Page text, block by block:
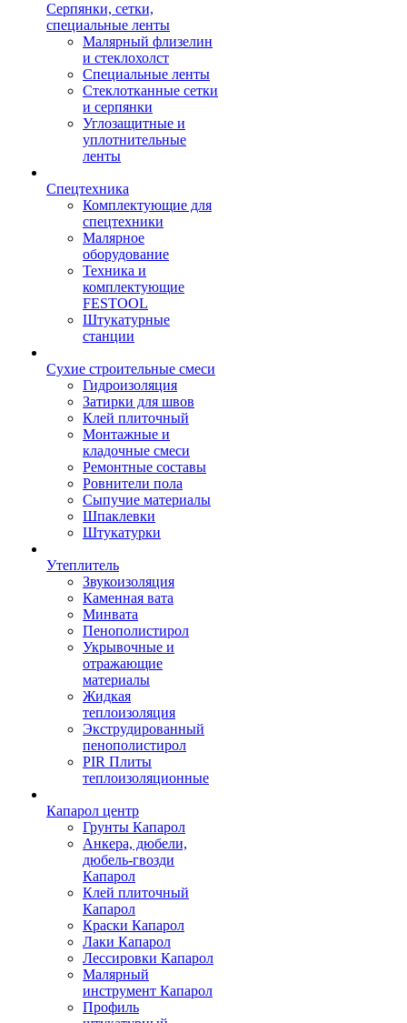
Серпянки, сетки,
специальные ленты
Малярный флизелин
и стеклохолст
Специальные ленты
Стеклотканные сетки
и серпянки
Углозащитные и
уплотнительные
ленты
Спецтехника
Комплектующие для
спецтехники
Малярное
оборудование
Техника и
комплектующие
FESTOOL
Штукатурные
станции
Сухие строительные смеси
Гидроизоляция
Затирки для швов
Клей плиточный
Монтажные и
кладочные смеси
Ремонтные составы
Ровнители пола
Сыпучие материалы
Шпаклевки
Штукатурки
Утеплитель
Звукоизоляция
Каменная вата
Минвата
Пенополистирол
Укрывочные и
отражающие
материалы
Жидкая
теплоизоляция
Экструдированный
пенополистирол
PIR Плиты
теплоизоляционные
Капарол центр
Грунты Капарол
Анкера, дюбели,
дюбель-гвозди
Капарол
Клей плиточный
Капарол
Краски Капарол
Лаки Капарол
Лессировки Капарол
Малярный
инструмент Капарол
Профиль